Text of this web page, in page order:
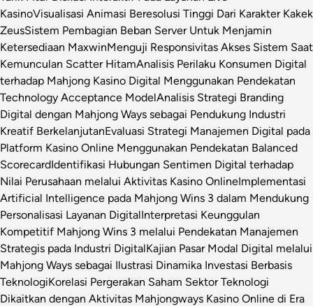
KasinoVisualisasi Animasi Beresolusi Tinggi Dari Karakter Kakek
ZeusSistem Pembagian Beban Server Untuk Menjamin
Ketersediaan MaxwinMenguji Responsivitas Akses Sistem Saat
Kemunculan Scatter HitamAnalisis Perilaku Konsumen Digital
terhadap Mahjong Kasino Digital Menggunakan Pendekatan
Technology Acceptance ModelAnalisis Strategi Branding
Digital dengan Mahjong Ways sebagai Pendukung Industri
Kreatif BerkelanjutanEvaluasi Strategi Manajemen Digital pada
Platform Kasino Online Menggunakan Pendekatan Balanced
ScorecardIdentifikasi Hubungan Sentimen Digital terhadap
Nilai Perusahaan melalui Aktivitas Kasino OnlineImplementasi
Artificial Intelligence pada Mahjong Wins 3 dalam Mendukung
Personalisasi Layanan DigitalInterpretasi Keunggulan
Kompetitif Mahjong Wins 3 melalui Pendekatan Manajemen
Strategis pada Industri DigitalKajian Pasar Modal Digital melalui
Mahjong Ways sebagai Ilustrasi Dinamika Investasi Berbasis
TeknologiKorelasi Pergerakan Saham Sektor Teknologi
Dikaitkan dengan Aktivitas Mahjongways Kasino Online di Era